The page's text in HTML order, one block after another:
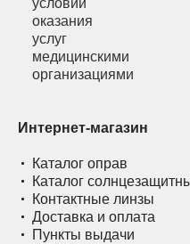
Интернет-магазин
Каталог оправ
Каталог
Контактные линзы
Доставка и оплата
Пункты выдачи